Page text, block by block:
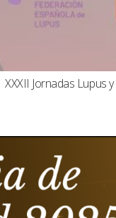
XXXII Jornadas Lupus